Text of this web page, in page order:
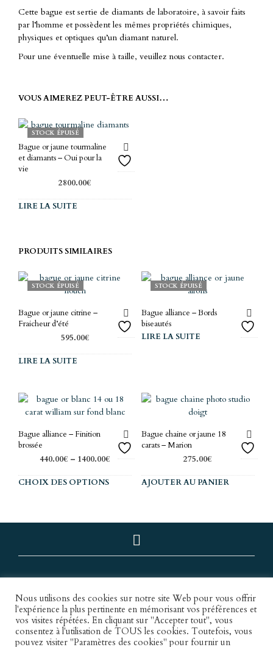
Cette bague est sertie de diamants de laboratoire, à savoir faits
par l’homme et possèdent les mêmes propriétés chimiques,
physiques et optiques qu’un diamant naturel.
Pour une éventuelle mise à taille, veuillez nous contacter.
VOUS AIMEREZ PEUT-ÊTRE AUSSI…
STOCK ÉPUISÉ
Bague or jaune tourmaline
et diamants – Oui pour la
vie
2800.00€
LIRE LA SUITE
PRODUITS SIMILAIRES
STOCK ÉPUISÉ
Bague or jaune citrine –
Fraicheur d’été
595.00€
LIRE LA SUITE
STOCK ÉPUISÉ
Bague alliance – Bords
biseautés
LIRE LA SUITE
Bague alliance – Finition
brossée
440.00€ – 1400.00€
CHOIX DES OPTIONS
Ce
variations.
Les
options
choisies
sur
la
page
Bague chaine or jaune 18
carats – Marion
275.00€
AJOUTER AU PANIER
Conditions Générales de Vente
Nous utilisons des cookies sur notre site Web pour vous offrir
l'expérience la plus pertinente en mémorisant vos préférences et
vos visites répétées. En cliquant sur "Accepter tout", vous
consentez à l'utilisation de TOUS les cookies. Toutefois, vous
pouvez visiter "Paramètres des cookies" pour fournir un